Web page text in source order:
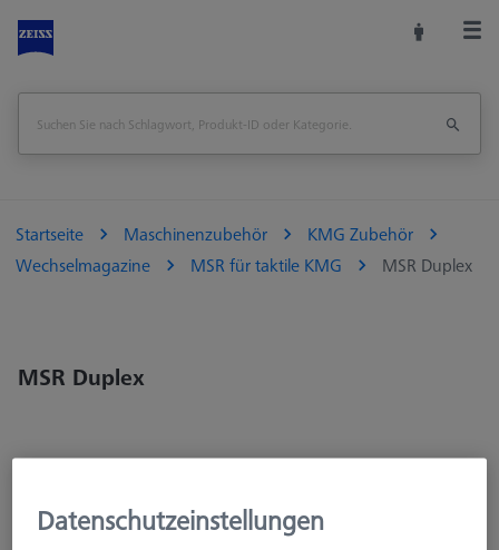
Startseite Maschinenzubehör
KMG Zubehör
Wechselmagazine
MSR für taktile KMG MSR Duplex
MSR Duplex
626100-9334-000
Datenschutzeinstellungen